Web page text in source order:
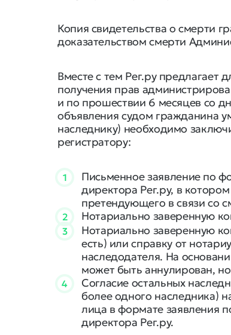
Копия свидетельства о смерти
доказательством смерти
Вместе с тем Рег.ру предлагает
получения прав
и по прошествии 6 месяцев со
объявления судом гражданина
наследнику) необходимо
регистратору:
1
Письменное заявление по
директора Рег.ру, в
претендующего в связи со
2 Нотариально заверенную
3
Нотариально заверенную
есть) или справку от
наследодателя. На
может быть аннулирован,
4
Согласие остальных
более одного наследника)
лица в формате заявления
директора Рег.ру.